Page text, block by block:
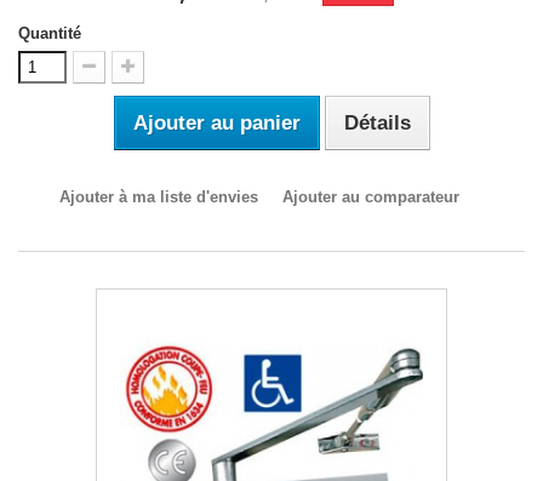
Quantité
Ajouter au panier Détails
Ajouter à ma liste d'envies Ajouter au comparateur